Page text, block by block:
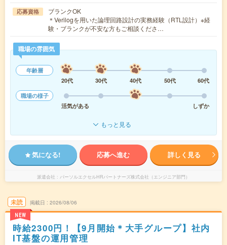
応募資格
ブランクOK
＊Verilogを用いた論理回路設計の実務経験（RTL設計）※経
験・ブランクが不安な方もご相談くださ…
職場の雰囲気
年齢層
20代
30代 40代 50代
60代
職場の様子
活気がある
しずか
もっと見る
気になる! 応募へ進む 詳しく見る
派遣会社 パーソルエクセルHRパートナーズ株式会社（エンジニア部門）
未読
NEW
掲載日 2026/08/06
時給2300円！【9月開始＊大手グループ】社内
IT基盤の運用管理